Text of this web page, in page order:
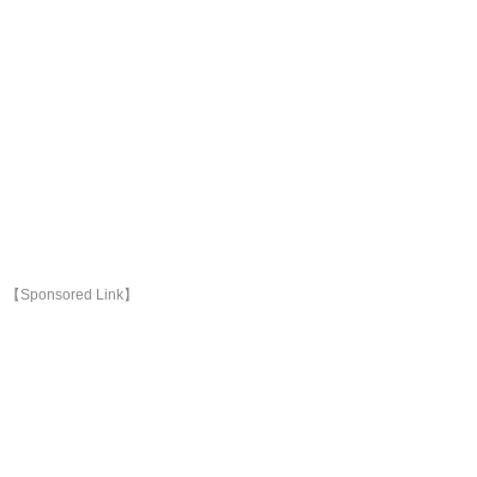
【Sponsored Link】